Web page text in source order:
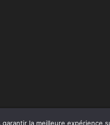
|Mentions Légales
la meilleure